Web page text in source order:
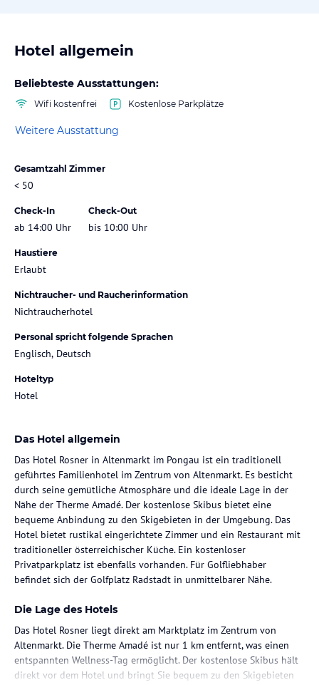
Hotel allgemein
Beliebteste Ausstattungen:
Wifi kostenfrei Kostenlose Parkplätze
Weitere Ausstattung
Gesamtzahl Zimmer
< 50
Check-In
ab 14:00 Uhr
Check-Out
bis 10:00 Uhr
Haustiere
Erlaubt
Nichtraucher- und Raucherinformation
Nichtraucherhotel
Personal spricht folgende Sprachen
Englisch, Deutsch
Hoteltyp
Hotel
Das Hotel allgemein
Das Hotel Rosner in Altenmarkt im Pongau ist ein traditionell
geführtes Familienhotel im Zentrum von Altenmarkt. Es besticht
durch seine gemütliche Atmosphäre und die ideale Lage in der
Nähe der Therme Amadé. Der kostenlose Skibus bietet eine
bequeme Anbindung zu den Skigebieten in der Umgebung. Das
Hotel bietet rustikal eingerichtete Zimmer und ein Restaurant mit
traditioneller österreichischer Küche. Ein kostenloser
Privatparkplatz ist ebenfalls vorhanden. Für Golfliebhaber
befindet sich der Golfplatz Radstadt in unmittelbarer Nähe.
Die Lage des Hotels
Das Hotel Rosner liegt direkt am Marktplatz im Zentrum von
Altenmarkt. Die Therme Amadé ist nur 1 km entfernt, was einen
entspannten Wellness-Tag ermöglicht. Der kostenlose Skibus hält
direkt vor dem Hotel und bringt Sie bequem zu den Skigebieten